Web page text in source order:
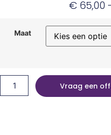
€ 65,00
Maat
Vraag een